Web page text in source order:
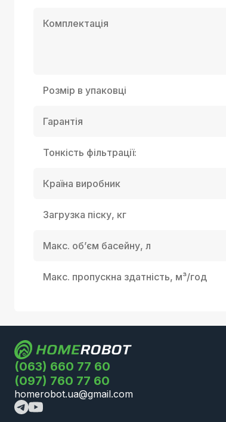
Комплектація
Розмір в упаковці
Гарантія
Тонкість фільтрації:
Країна виробник
Загрузка піску, кг
Макс. об’єм басейну, л
Макс. пропускна здатність, м³/год
(063) 660 77 60
(097) 760 77 60
homerobot.ua@gmail.com